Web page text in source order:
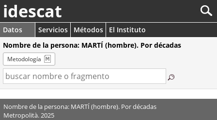
idescat
Datos Servicios Métodos
El Instituto
Nombre de la persona: MARTÍ (hombre). Por décadas
Metodología
Nombre de la persona: MARTÍ (hombre). Por décadas
Metropolità. 2025